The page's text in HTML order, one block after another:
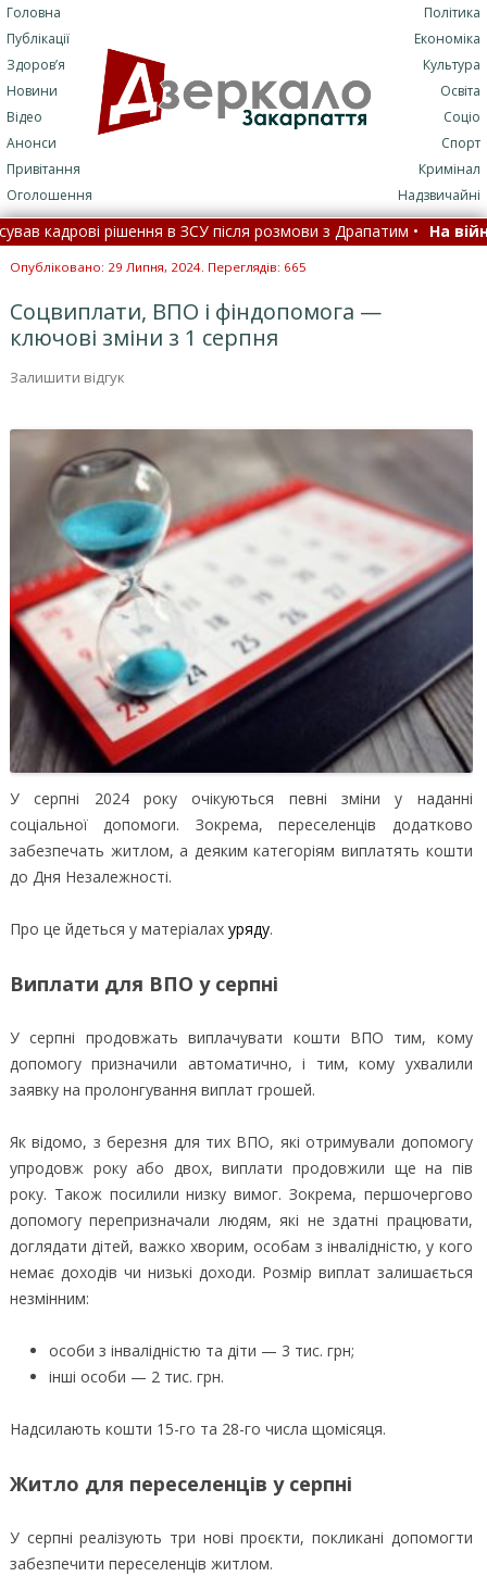
Головна
Публікації
Здоров’я
Новини
Відео
Анонси
Привітання
Оголошення
Політика
Економіка
Культура
Освіта
Соціо
Спорт
Кримінал
Надзвичайні
рішення в ЗСУ після розмови з Драпатим • На війні
до політичних лідерів зайняв шосте місце – опитування •
Опубліковано: 29 Липня, 2024. Переглядів: 665
Соцвиплати, ВПО і фіндопомога —
ключові зміни з 1 серпня
Залишити відгук
У серпні 2024 року очікуються певні зміни у наданні
соціальної допомоги. Зокрема, переселенців додатково
забезпечать житлом, а деяким категоріям виплатять кошти
до Дня Незалежності.
Про це йдеться у матеріалах уряду.
Виплати для ВПО у серпні
У серпні продовжать виплачувати кошти ВПО тим, кому
допомогу призначили автоматично, і тим, кому ухвалили
заявку на пролонгування виплат грошей.
Як відомо, з березня для тих ВПО, які отримували допомогу
упродовж року або двох, виплати продовжили ще на пів
року. Також посилили низку вимог. Зокрема, першочергово
допомогу перепризначали людям, які не здатні працювати,
доглядати дітей, важко хворим, особам з інвалідністю, у кого
немає доходів чи низькі доходи. Розмір виплат залишається
незмінним:
особи з інвалідністю та діти — 3 тис. грн;
інші особи — 2 тис. грн.
Надсилають кошти 15-го та 28-го числа щомісяця.
Житло для переселенців у серпні
У серпні реалізують три нові проєкти, покликані допомогти
забезпечити переселенців житлом.